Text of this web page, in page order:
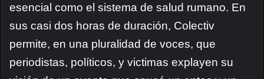
esencial como el sistema de salud rumano. En
sus casi dos horas de duración, Colectiv
permite, en una pluralidad de voces, que
periodistas, políticos, y victimas explayen su